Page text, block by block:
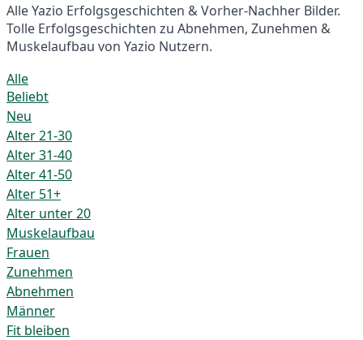
Alle Yazio Erfolgsgeschichten & Vorher-Nachher Bilder.
Tolle Erfolgsgeschichten zu Abnehmen, Zunehmen &
Muskelaufbau von Yazio Nutzern.
Alle
Beliebt
Neu
Alter 21-30
Alter 31-40
Alter 41-50
Alter 51+
Alter unter 20
Muskelaufbau
Frauen
Zunehmen
Abnehmen
Männer
Fit bleiben